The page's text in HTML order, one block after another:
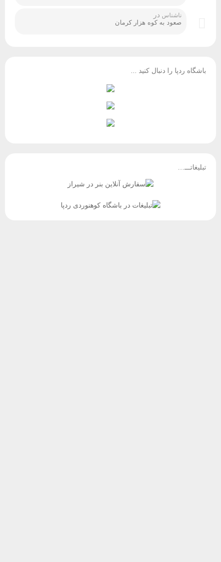
ناشناسدر
صعود به کوه هزار کرمان
باشگاه ردپا را دنبال کنید ...
تبلیغاتـــ…